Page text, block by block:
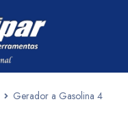
Gerador a Gasolina 4